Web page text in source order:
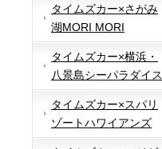
タイムズカー×さがみ
湖MORI MORI
タイムズカー×横浜・
八景島シーパラダイス
タイムズカー×スパリ
ゾートハワイアンズ